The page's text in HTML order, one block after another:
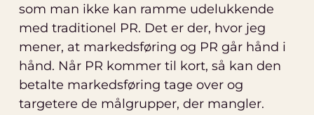
som man ikke kan ramme udelukkende
med traditionel PR. Det er der, hvor jeg
mener, at markedsføring og PR går hånd i
hånd. Når PR kommer til kort, så kan den
betalte markedsføring tage over og
targetere de målgrupper, der mangler.